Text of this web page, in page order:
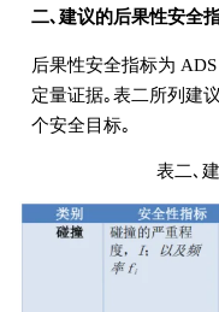
二､建议的后果性安全
后果性安全指标为
定量证据｡表二所列建
个安全目标｡
表二､